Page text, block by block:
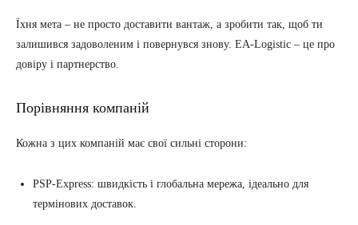
Їхня мета – не просто доставити вантаж, а зробити так, щоб ти
залишився задоволеним і повернувся знову. EA-Logistic – це про
довіру і партнерство.
Порівняння компаній
Кожна з цих компаній має свої сильні сторони:
PSP-Express: швидкість і глобальна мережа, ідеально для
термінових доставок.